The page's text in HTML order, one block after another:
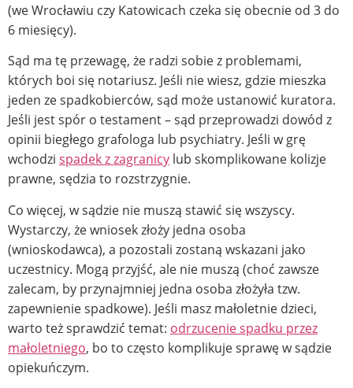
(we Wrocławiu czy Katowicach czeka się obecnie od 3 do
6 miesięcy).
Sąd ma tę przewagę, że radzi sobie z problemami,
których boi się notariusz. Jeśli nie wiesz, gdzie mieszka
jeden ze spadkobierców, sąd może ustanowić kuratora.
Jeśli jest spór o testament – sąd przeprowadzi dowód z
opinii biegłego grafologa lub psychiatry. Jeśli w grę
wchodzi spadek z zagranicy lub skomplikowane kolizje
prawne, sędzia to rozstrzygnie.
Co więcej, w sądzie nie muszą stawić się wszyscy.
Wystarczy, że wniosek złoży jedna osoba
(wnioskodawca), a pozostali zostaną wskazani jako
uczestnicy. Mogą przyjść, ale nie muszą (choć zawsze
zalecam, by przynajmniej jedna osoba złożyła tzw.
zapewnienie spadkowe). Jeśli masz małoletnie dzieci,
warto też sprawdzić temat: odrzucenie spadku przez
małoletniego, bo to często komplikuje sprawę w sądzie
opiekuńczym.